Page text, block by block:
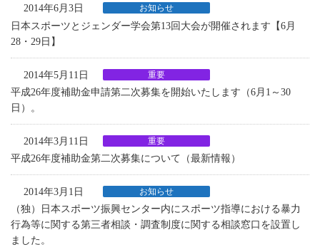
2014年6月3日 お知らせ
日本スポーツとジェンダー学会第13回大会が開催されます【6月
28・29日】
2014年5月11日 重要
平成26年度補助金申請第二次募集を開始いたします（6月1～30
日）。
2014年3月11日 重要
平成26年度補助金第二次募集について（最新情報）
2014年3月1日 お知らせ
（独）日本スポーツ振興センター内にスポーツ指導における暴力
行為等に関する第三者相談・調査制度に関する相談窓口を設置し
ました。